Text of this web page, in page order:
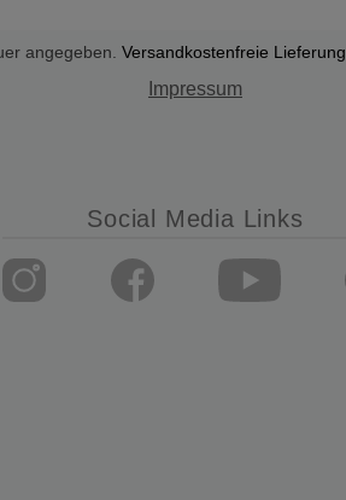
angegeben. Versandkostenfreie Lieferung
Impressum
Social Media Links